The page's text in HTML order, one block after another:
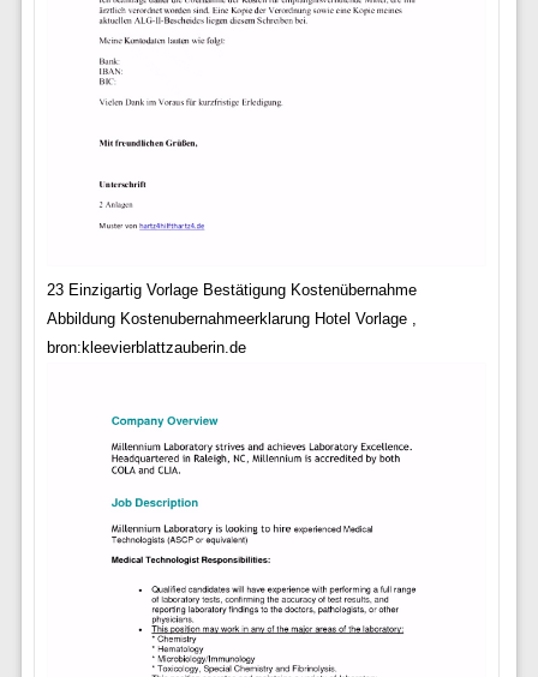
23 Einzigartig Vorlage Bestätigung Kostenübernahme
Abbildung Kostenubernahmeerklarung Hotel Vorlage ,
bron:kleevierblattzauberin.de